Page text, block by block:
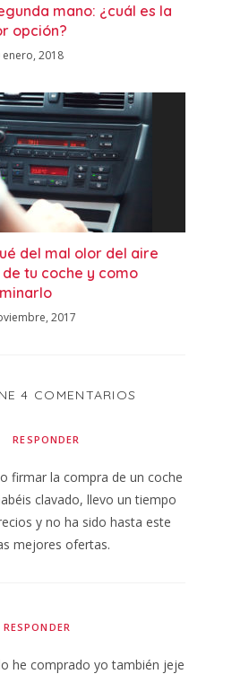
mano: ¿cuál es la
opción?
enero, 2018
del mal olor del aire
tu coche y como
2017
4 COMENTARIOS
RESPONDER
firmar la compra de un coche
clavado, llevo un tiempo
y no ha sido hasta este
mejores ofertas.
RESPONDER
he comprado yo también jeje